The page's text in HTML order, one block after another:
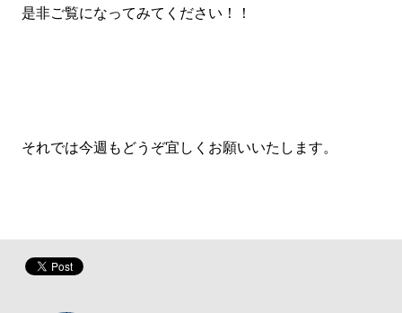
是非ご覧になってみてください！！
それでは今週もどうぞ宜しくお願いいたします。